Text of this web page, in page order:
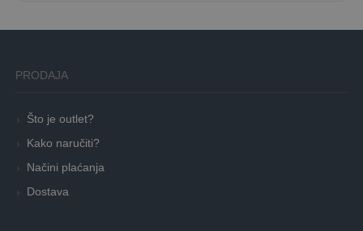
PRODAJA
Što je outlet?
Kako naručiti?
Načini plaćanja
Dostava